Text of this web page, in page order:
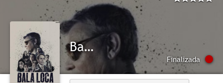
Bala loca
Finalizada